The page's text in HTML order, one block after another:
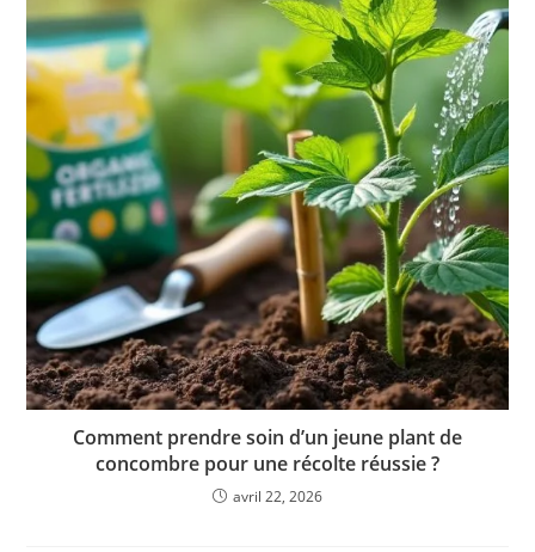
Comment prendre soin d’un jeune plant de
concombre pour une récolte réussie ?
avril 22, 2026